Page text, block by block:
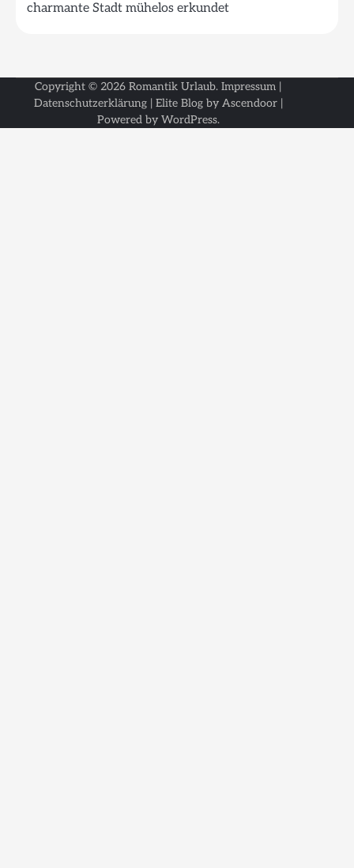
charmante Stadt mühelos erkundet
Copyright © 2026 Romantik Urlaub. Impressum |
Datenschutzerklärung| Elite Blog by Ascendoor|
Powered by WordPress.